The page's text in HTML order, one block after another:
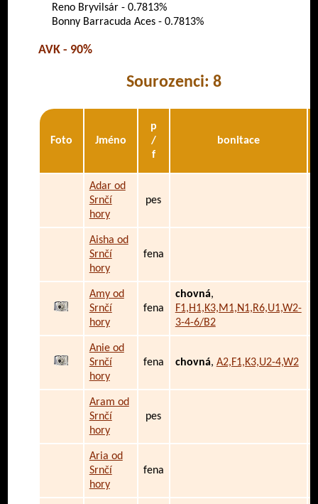
Reno Bryvilsár - 0.7813%
Bonny Barracuda Aces - 0.7813%
AVK - 90%
Sourozenci: 8
Foto Jméno
p
/
f
bonitace
Adar od
Srnčí
hory
pes
Aisha od
Srnčí
hory
fena
Amy od
Srnčí
hory
fena
chovná,
F1,H1,K3,M1,N1,R6,U1,W2-
3-4-6/B2
Anie od
Srnčí
hory
fena chovná, A2,F1,K3,U2-4,W2
Aram od
Srnčí
hory
pes
Aria od
Srnčí
hory
fena